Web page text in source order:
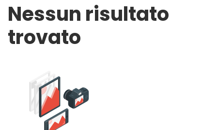
Nessun risultato
trovato